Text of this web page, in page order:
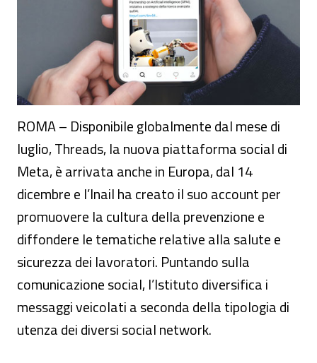
ROMA – Disponibile globalmente dal mese di
luglio, Threads, la nuova piattaforma social di
Meta, è arrivata anche in Europa, dal 14
dicembre e l’Inail ha creato il suo account per
promuovere la cultura della prevenzione e
diffondere le tematiche relative alla salute e
sicurezza dei lavoratori. Puntando sulla
comunicazione social, l’Istituto diversifica i
messaggi veicolati a seconda della tipologia di
utenza dei diversi social network.